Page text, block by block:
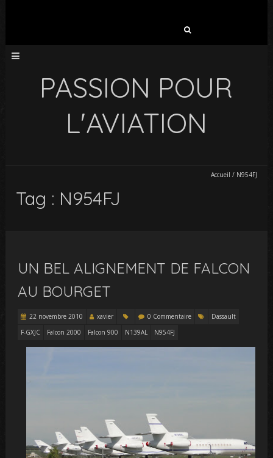
PASSION POUR
L'AVIATION
Accueil / N954FJ
Tag : N954FJ
UN BEL ALIGNEMENT DE FALCON
AU BOURGET
22 novembre 2010 xavier 0 Commentaire
Dassault
F-GXJC
Falcon 2000 Falcon 900 N139AL N954FJ